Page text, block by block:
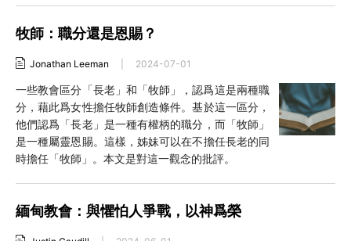
牧師：職分還是恩賜？
Jonathan Leeman 2024-07-01
一些教會區分「長老」和「牧師」，認爲這是兩種職
分，藉此爲女性擔任牧師創造條件。基於這一區分，
他們認爲「長老」是一種有權柄的職分，而「牧師」
是一種屬靈恩賜。這樣，姊妹可以在不擔任長老的同
時擔任「牧師」。本文是對這一觀念的批評。
緬甸教會：與懼怕人爭戰，以神爲榮